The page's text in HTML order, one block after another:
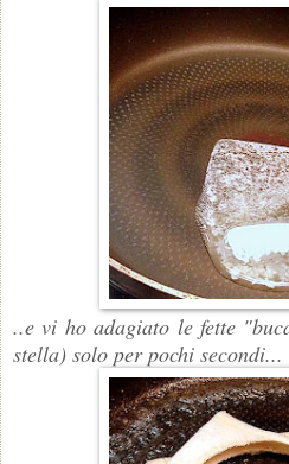
..e vi ho adagiato le fette
stella) solo per pochi secondi...